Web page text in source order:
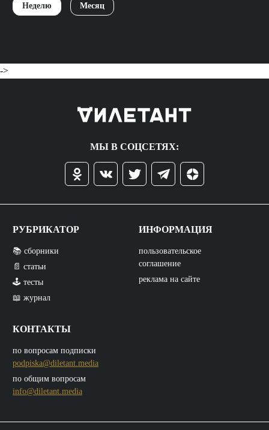
Неделю Месяц
->
МЫ В СОЦСЕТЯХ:
РУБРИКАТОР
📚 сборники
📄 статьи
🕹️ тесты
📖 журнал
КОНТАКТЫ
по вопросам подписки
podpiska@diletant.media
по общим вопросам
info@diletant.media
ИНФОРМАЦИЯ
пользовательское
соглашение
реклама на сайте